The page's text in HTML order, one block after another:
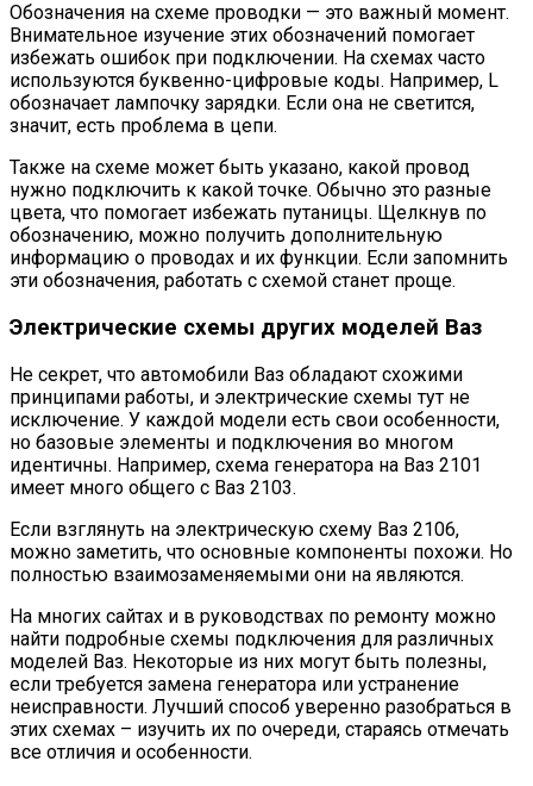
Обозначения на схеме проводки — это важный момент.
Внимательное изучение этих обозначений помогает
избежать ошибок при подключении. На схемах часто
используются буквенно-цифровые коды. Например, L
обозначает лампочку зарядки. Если она не светится,
значит, есть проблема в цепи.
Также на схеме может быть указано, какой провод
нужно подключить к какой точке. Обычно это разные
цвета, что помогает избежать путаницы. Щелкнув по
обозначению, можно получить дополнительную
информацию о проводах и их функции. Если запомнить
эти обозначения, работать с схемой станет проще.
Электрические схемы других моделей Ваз
Не секрет, что автомобили Ваз обладают схожими
принципами работы, и электрические схемы тут не
исключение. У каждой модели есть свои особенности,
но базовые элементы и подключения во многом
идентичны. Например, схема генератора на Ваз 2101
имеет много общего с Ваз 2103.
Если взглянуть на электрическую схему Ваз 2106,
можно заметить, что основные компоненты похожи. Но
полностью взаимозаменяемыми они на являются.
На многих сайтах и в руководствах по ремонту можно
найти подробные схемы подключения для различных
моделей Ваз. Некоторые из них могут быть полезны,
если требуется замена генератора или устранение
неисправности. Лучший способ уверенно разобраться в
этих схемах – изучить их по очереди, стараясь отмечать
все отличия и особенности.